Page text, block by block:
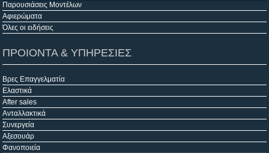
Παρουσιάσεις Μοντέλων
Αφιερώματα
Όλες οι ειδήσεις
ΠΡΟΙΟΝΤΑ & ΥΠΗΡΕΣΙΕΣ
Βρες Επαγγελματία
Ελαστικά
After sales
Ανταλλακτικά
Συνεργεία
Αξεσουάρ
Φανοποιεία